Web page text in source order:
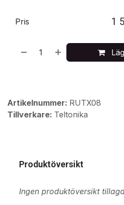
Pris 1
Artikelnummer: RUTX08
Tillverkare: Teltonika
Produktöversikt
Ingen produktöversikt